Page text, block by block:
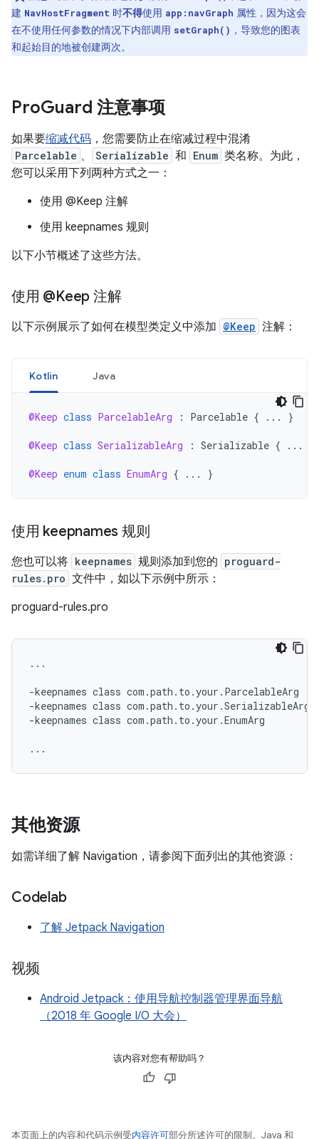
建 NavHostFragment 时不得使用 app:navGraph 属性，因为这会
在不使用任何参数的情况下内部调用 setGraph() ，导致您的图表
和起始目的地被创建两次。
ProGuard 注意事项
如果要缩减代码 ，您需要防止在缩减过程中混淆
Parcelable 、 Serializable 和 Enum 类名称。为此，
您可以采用下列两种方式之一：
使用 @Keep 注解
使用 keepnames 规则
以下小节概述了这些方法。
使用 @Keep 注解
以下示例展示了如何在模型类定义中添加 @Keep 注解：
Kotlin Java
@Keep class ParcelableArg : Parcelable { ... }
@Keep class SerializableArg : Serializable { ...
@Keep enum class EnumArg { ... }
使用 keepnames 规则
您也可以将 keepnames 规则添加到您的 proguard-
rules.pro 文件中，如以下示例中所示：
proguard-rules.pro
...
-keepnames class com.path.to.your.ParcelableArg
-keepnames class com.path.to.your.SerializableArg
-keepnames class com.path.to.your.EnumArg
其他资源
如需详细了解 Navigation，请参阅下面列出的其他资源：
Codelab
了解 Jetpack Navigation
视频
Android Jetpack：使用导航控制器管理界面导航
（2018 年 Google I/O 大会）
该内容对您有帮助吗？
本页面上的内容和代码示例受内容许可部分所述许可的限制。Java 和